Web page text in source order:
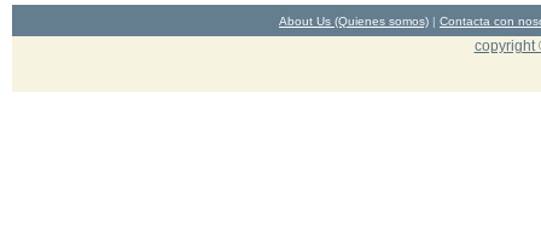
About Us (Quienes somos) | Contacta con
copyright